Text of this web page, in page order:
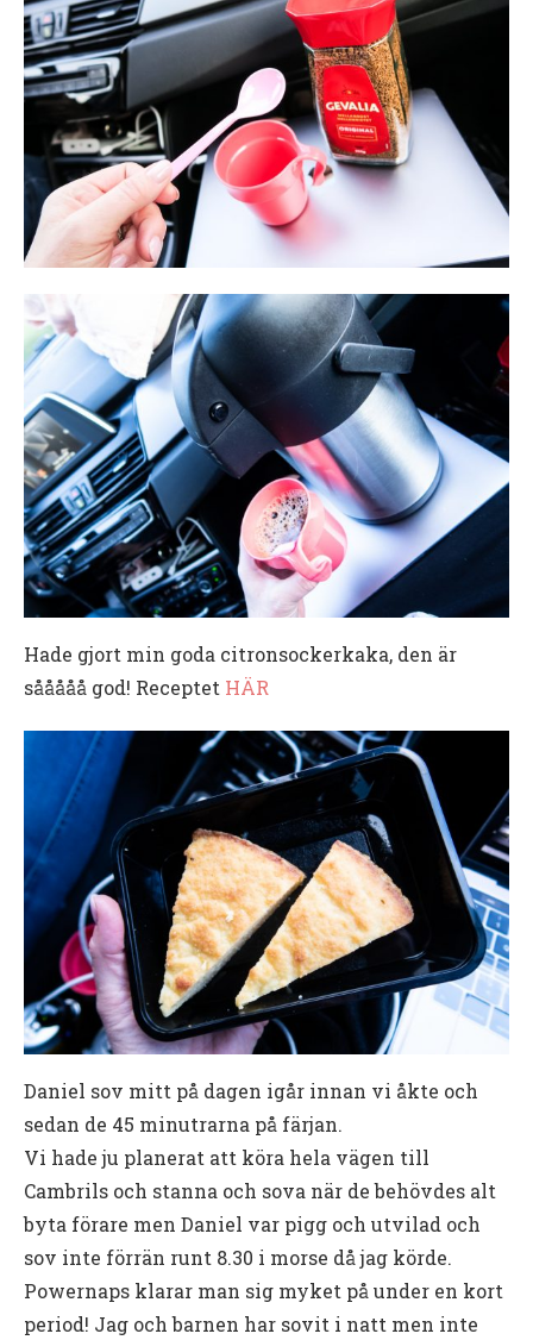
Hade gjort min goda citronsockerkaka, den är
sååååå god! Receptet HÄR
Daniel sov mitt på dagen igår innan vi åkte och
sedan de 45 minutrarna på färjan.
Vi hade ju planerat att köra hela vägen till
Cambrils och stanna och sova när de behövdes alt
byta förare men Daniel var pigg och utvilad och
sov inte förrän runt 8.30 i morse då jag körde.
Powernaps klarar man sig myket på under en kort
period! Jag och barnen har sovit i natt men inte